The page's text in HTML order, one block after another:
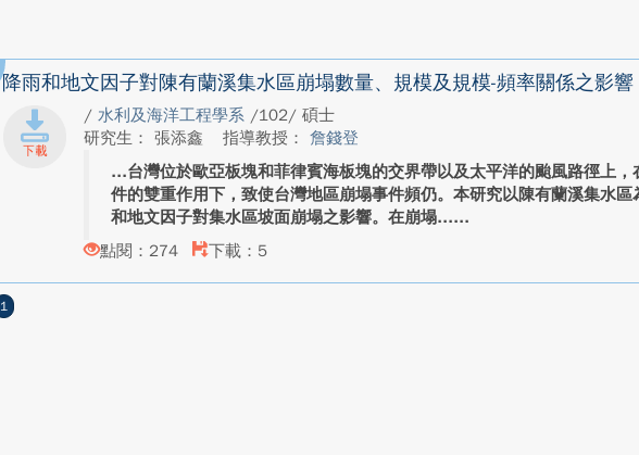
降雨和地文因子對陳有蘭溪集水區崩塌數量、規模及規模-頻率關係之影響
/ 水利及海洋工程學系 /102/ 碩士
研究生： 張添鑫
指導教授： 詹錢登
台灣位於歐亞板塊和菲律賓海板塊的交界帶以及太平洋的颱風路徑上，
件的雙重作用下，致使台灣地區崩塌事件頻仍。本研究以陳有蘭溪集水區
和地文因子對集水區坡面崩塌之影響。在崩塌...
點閱：274
下載：5
1